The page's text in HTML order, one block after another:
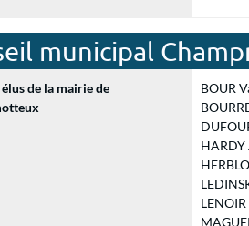
municipal
élus de la mairie de
BOUR
HARDY
LENOIR